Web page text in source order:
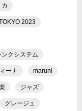
2023
クシステム
ーナ maruni
ジャズ
グレージュ